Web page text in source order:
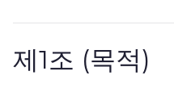
제1조 (목적)